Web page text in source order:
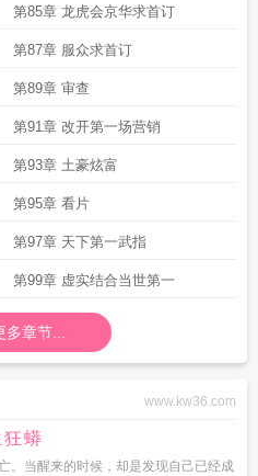
第85章 龙虎会京华求首订
第87章 服众求首订
第89章 审查
第91章 改开第一场营销
第93章 土豪炫富
第95章 看片
第97章 天下第一武指
第99章 虚实结合当世第一
章节...
www.kw36.com
蟒
。当醒来的时候，却是发现自己已经成